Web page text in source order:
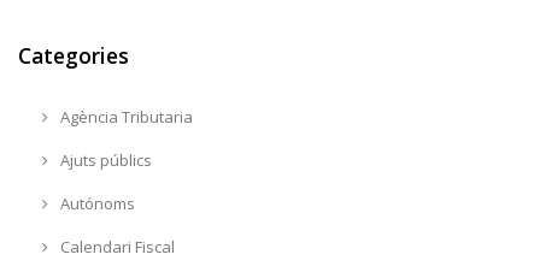
Categories
Agència Tributaria
Ajuts públics
Autónoms
Calendari Fiscal